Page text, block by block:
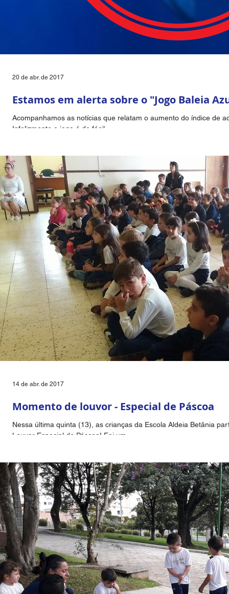
Estamos em alerta sobre o "Jogo Baleia
Acompanhamos as notícias que relatam o aumento do índice de
Infelizmente o jogo é de fácil...
20 de abr. de 2017
Momento de louvor - Especial de Páscoa
Nessa última quinta (13), as crianças da Escola Aldeia Betânia
Louvor Especial de Páscoa! Foi um...
14 de abr. de 2017